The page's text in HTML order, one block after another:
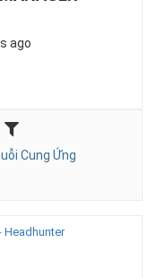
ago
Cung Ứng
Headhunter